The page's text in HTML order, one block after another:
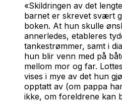
«Skildringen av det
barnet er skrevet svært
boken. At hun skulle
annerledes, etableres
tankestrømmer, samt i
hun blir venn med på
mellom mor og far.
vises i mye av det hun
opptatt av (om pappa
ikke, om foreldrene kan